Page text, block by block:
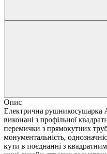
Опис
Електрична рушникосушарка
виконані з профільної
перемички з прямокутних
монументальність,
кути в поєднанні з